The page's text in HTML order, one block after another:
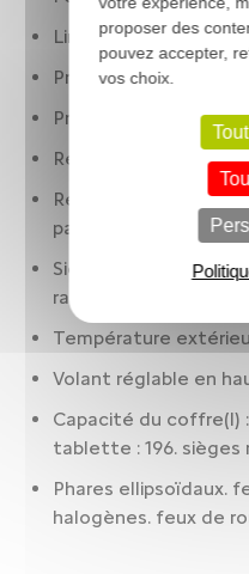
Limiteur de vitesse
Préparation Isofix
Prise(s) 12V : AV
Réservoir principal 35
Rétroviseurs
passager
Sièges AR :
rabattables : mono-
Température
Volant réglable en
Capacité du coffre(l)
tablette : 196. sièges
Phares ellipsoïdaux.
halogènes. feux de
proposer des
pouvez accepter,
vos choix.